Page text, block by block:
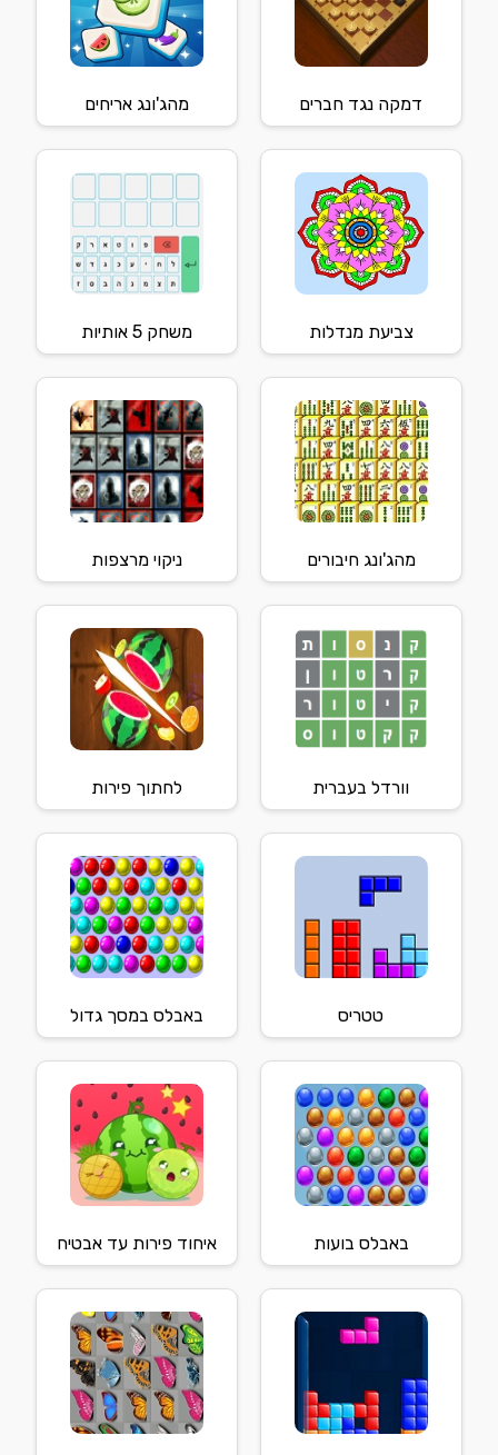
דמקה נגד חברים מהג'ונג אריחים
צביעת מנדלות משחק 5 אותיות
מהג'ונג חיבורים ניקוי מרצפות
וורדל בעברית לחתוך פירות
טטריס באבלס במסך גדול
באבלס בועות איחוד פירות עד אבטיח